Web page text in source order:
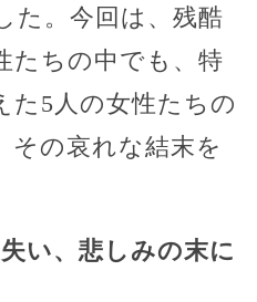
た。今回は、残酷
たちの中でも、特
た5人の女性たちの
その哀れな結末を
い、悲しみの末に